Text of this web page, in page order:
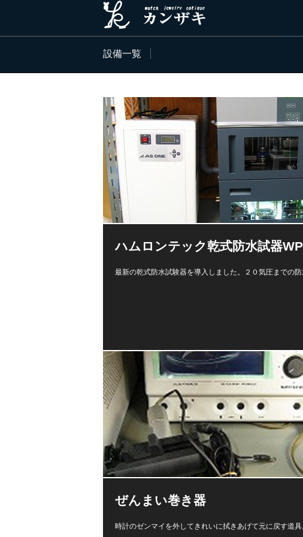
設備一覧
ハムロンテック乾式防水試器
最新の乾式防水試験器を導入しました。２０気圧までの
ぜんまい巻き器
時計のゼンマイを外してきれいに拭きあげて元に戻す道具